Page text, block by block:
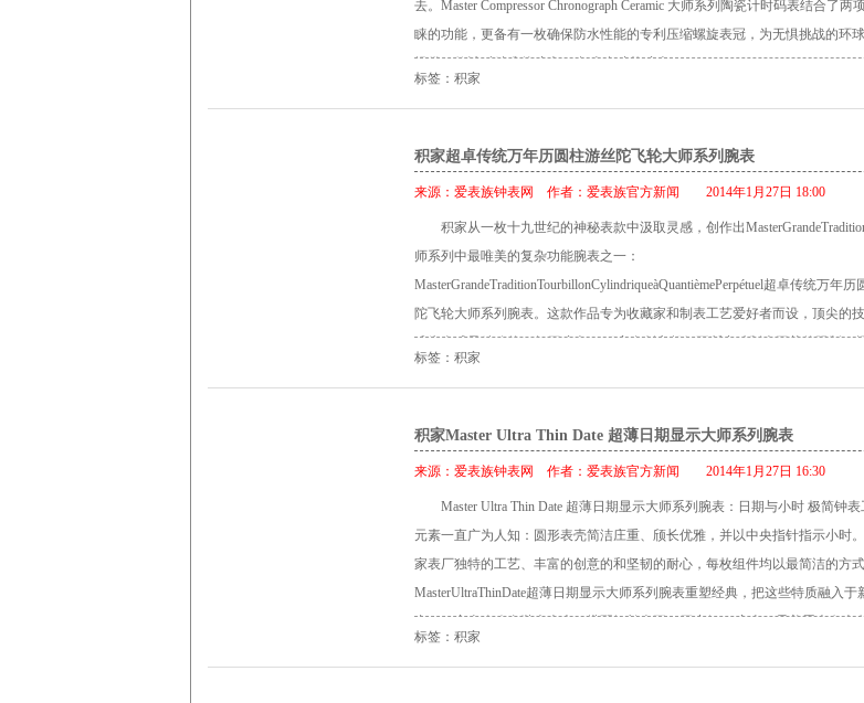
在微型机械领域的技术造诣，与成为制表史上标志性杰作的101型机芯和
遥相呼应。 腕表的6点钟位置设有日期显示，搭载的机芯运作非常精准，其
蓝宝石水晶表背一览无遗。三枚蓝色指针在采用精美扭索饰纹装饰的表盘上游
腕表搭配米色真皮表带或玫瑰金链带，隽永典雅，为品牌经典传统的高级制表
赋予了无可取代的优雅风范。 Rendez-Vous Date约会系列日期显示腕表技术特
径27.5毫米） Q3512120（直径27.5毫米）
去。Master Compressor Chronograph Ceramic 大师系列陶瓷计时码表结合了两
睐的功能，更备有一枚确保防水性能的专利压缩螺旋表冠，为无惧挑战的环
提供一款计时精准的腕表。 超卓多功能腕表 Master Compressor Chronograph
项均拥有绝佳的可读性。表盘中心设有两枚镂空夜光指针指示小时和分钟，与
足旅行家的需求，该腕表的双时区功能借鉴表厂独创的“家乡时间/旅行时间”
加入了不可或缺的昼/夜显示功能，该功能位于“Jaeger-LeCoultre”字样下方的视
计时码表的小时计时器和分钟计时器分别位于9 点和3 点位置，表盘下方的6
小秒针，而日期显示则位于4 点和5 点位置之间，尽现协调和谐之美。表盘秉
计师遵循的基本原则――美感源自功能，布局鲜明清晰，任何功能显示都只需
牌专利压缩螺旋表冠。将其转动半周即可使表冠的四个环形密封垫之一压紧，
固定在安全位置，以避免任何意外的操作。 这个高度精密的装置被安置在一
融合了积家的最新研究成果，振频高达每小时28,800 次，并具备长达65 小时
存。要让这枚腕表多项的复杂功能完美运作，至少需要300 枚零件。此腕表
标签：积家
积家超卓传统万年历圆柱游丝陀飞轮大师系列腕表
来源： 爱表族钟表网 作者： 爱表族官方新闻 2014年1月27日 18:00
积家从一枚十九世纪的神秘表款中汲取灵感，创作出
师系列中最唯美的复杂功能腕表之一：
MasterGrandeTraditionTourbillonCylindriqueàQuantièmePerpétuel超卓传统万年历
陀飞轮大师系列腕表。这款作品专为收藏家和制表工艺爱好者而设，顶尖的
成为全球最精确的万年历腕表。 积家自创立起便不断突破制表工艺的限制，
神，开启前所未见的制表之道，研发功能卓越的机芯。Master Grande Tradition
为制表传统重新赋予性能涵义。 最新推出的作品搭载积家985型自动上链机械
仅这枚机芯就堪称一场小型制表革命。机芯的陀飞轮配备圆柱游丝，展现动
制表之美。这枚腕表搭载飞行陀飞轮和万年历，制作过程严格遵循制表传统，
现积家表厂创始人追求的理念――极致的精准度。玫瑰金表壳直径42毫米，搭
的积家985型机芯配有飞行陀飞轮和圆柱游丝，确保腕表整体无与伦比的计时
标签：积家
积家Master Ultra Thin Date 超薄日期显示大师系列腕表
来源： 爱表族钟表网 作者： 爱表族官方新闻 2014年1月27日 16:30
Master Ultra Thin Date 超薄日期显示大师系列腕表：日期与小时 极简钟表
元素一直广为人知：圆形表壳简洁庄重、颀长优雅，并以中央指针指示小时
家表厂独特的工艺、丰富的创意的和坚韧的耐心，每枚组件均以最简洁的方式
MasterUltraThinDate超薄日期显示大师系列腕表重塑经典，把这些特质融入于
内。40毫米玫瑰金抛光表壳，搭配细长表耳，厚度仅7.4毫米。柔美蛋壳白表
标签：积家